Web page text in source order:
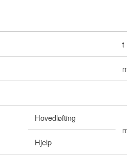
t
m
Hovedløfting
m
Hjelp